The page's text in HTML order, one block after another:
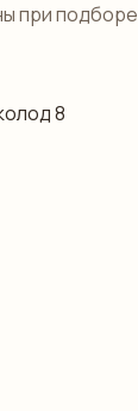
при подборе
8